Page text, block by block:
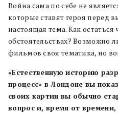
Война сама по себе не
которые ставят героя перед
настоящая тема. Как остаться
обстоятельствах? Возможно
фильмов своя тематика, но
«Естественную историю
процесс» в Лондоне вы
своих картин вы обычно
вопрос и, время от времени,